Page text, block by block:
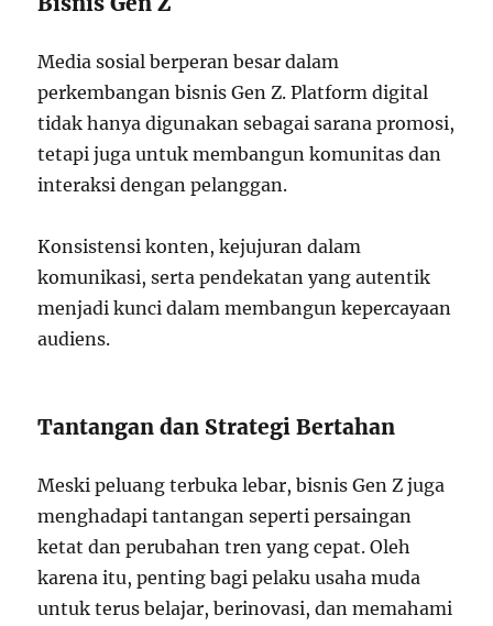
Media sosial berperan besar dalam
perkembangan bisnis Gen Z. Platform digital
tidak hanya digunakan sebagai sarana promosi,
tetapi juga untuk membangun komunitas dan
interaksi dengan pelanggan.
Konsistensi konten, kejujuran dalam
komunikasi, serta pendekatan yang autentik
menjadi kunci dalam membangun kepercayaan
audiens.
Tantangan dan Strategi Bertahan
Meski peluang terbuka lebar, bisnis Gen Z juga
menghadapi tantangan seperti persaingan
ketat dan perubahan tren yang cepat. Oleh
karena itu, penting bagi pelaku usaha muda
untuk terus belajar, berinovasi, dan memahami